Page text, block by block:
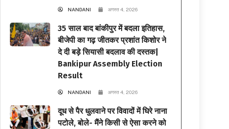
NANDANI अगस्त 4, 2026
35 साल बाद बांकीपुर में बदला इतिहास,
बीजेपी का गढ़ जीतकर प्रशांत किशोर ने
दे दी बड़े सियासी बदलाव की दस्तक|
Bankipur Assembly Election
Result
NANDANI अगस्त 4, 2026
दूध से पैर धुलवाने पर विवादों में घिरे नाना
पटोले, बोले- मैंने किसी से ऐसा करने को